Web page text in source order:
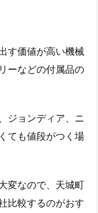
す価値が高い機械
ーなどの付属品の
ジョンディア、ニ
ても値段がつく場
変なので、天城町
比較するのがおす